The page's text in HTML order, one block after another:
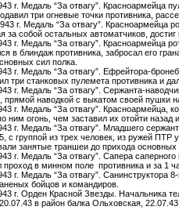
г. Медаль “За отвагу”.
три огневые точки противника,
г. Медаль “За отвагу”.
за собой остальных автоматчиков,
г. Медаль “За отвагу”.
в блиндаж противника, забросал его
сил полка.
г. Медаль “За отвагу”. Ефрейтора-
три станковых пулемета противника и
г. Медаль “За отвагу”. Сержанта-
прямой наводкой с выкатом своей пушки
г. Медаль “За отвагу”.
ним огонь, чем заставил их отойти
г. Медаль “За отвагу”. Младшего
с группой из трех человек, из ружей ПТР
занятые траншеи до прихода основных
г. Медаль “За отвагу”. Сапера
проход в минном поле противника и за 1
г. Медаль “За отвагу”.
бойцов и командиров.
г. Орден Красной Звезды. Начальника
в район балка Ольховская,